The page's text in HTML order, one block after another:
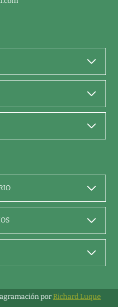
porRichard Luque